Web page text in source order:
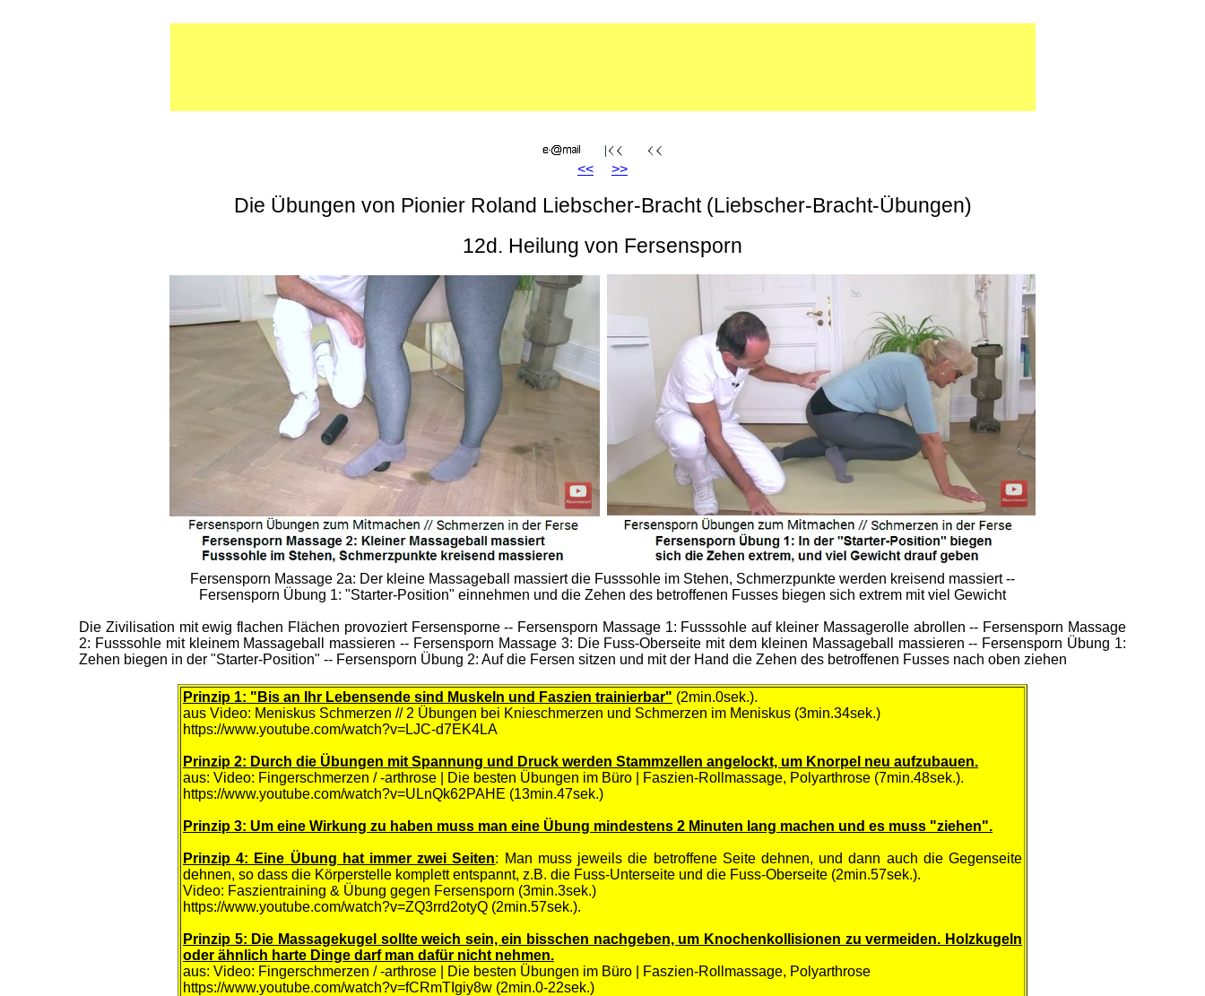
<< >>
Die Übungen von Pionier Roland Liebscher-Bracht (Liebscher-Bracht-Übungen)
12d. Heilung von Fersensporn
Fersensporn Massage 2a: Der kleine Massageball massiert die Fusssohle im Stehen, Schmerzpunkte werden kreisend massiert --
Fersensporn Übung 1: "Starter-Position" einnehmen und die Zehen des betroffenen Fusses biegen sich extrem mit viel Gewicht
Die Zivilisation mit ewig flachen Flächen provoziert Fersensporne -- Fersensporn Massage 1: Fusssohle auf kleiner Massagerolle abrollen -- Fersensporn Massage
2: Fusssohle mit kleinem Massageball massieren -- Fersensporn Massage 3: Die Fuss-Oberseite mit dem kleinen Massageball massieren -- Fersensporn Übung 1:
Zehen biegen in der "Starter-Position" -- Fersensporn Übung 2: Auf die Fersen sitzen und mit der Hand die Zehen des betroffenen Fusses nach oben ziehen
Prinzip 1: "Bis an Ihr Lebensende sind Muskeln und Faszien trainierbar" (2min.0sek.).
aus Video: Meniskus Schmerzen // 2 Übungen bei Knieschmerzen und Schmerzen im Meniskus (3min.34sek.)
https://www.youtube.com/watch?v=LJC-d7EK4LA
Prinzip 2: Durch die Übungen mit Spannung und Druck werden Stammzellen angelockt, um Knorpel neu aufzubauen.
aus: Video: Fingerschmerzen / -arthrose | Die besten Übungen im Büro | Faszien-Rollmassage, Polyarthrose (7min.48sek.).
https://www.youtube.com/watch?v=ULnQk62PAHE (13min.47sek.)
Prinzip 3: Um eine Wirkung zu haben muss man eine Übung mindestens 2 Minuten lang machen und es muss "ziehen".
Prinzip 4: Eine Übung hat immer zwei Seiten: Man muss jeweils die betroffene Seite dehnen, und dann auch die Gegenseite
dehnen, so dass die Körperstelle komplett entspannt, z.B. die Fuss-Unterseite und die Fuss-Oberseite (2min.57sek.).
Video: Faszientraining & Übung gegen Fersensporn (3min.3sek.)
https://www.youtube.com/watch?v=ZQ3rrd2otyQ (2min.57sek.).
Prinzip 5: Die Massagekugel sollte weich sein, ein bisschen nachgeben, um Knochenkollisionen zu vermeiden. Holzkugeln
oder ähnlich harte Dinge darf man dafür nicht nehmen.
aus: Video: Fingerschmerzen / -arthrose | Die besten Übungen im Büro | Faszien-Rollmassage, Polyarthrose
https://www.youtube.com/watch?v=fCRmTIgiy8w (2min.0-22sek.)